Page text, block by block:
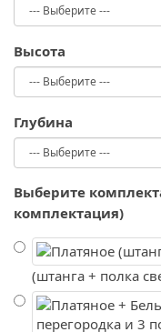
Высота
Глубина
Выберите
комплектация)
(штанга + полка